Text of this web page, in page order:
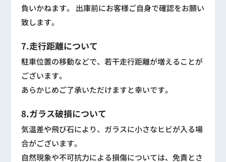
負いかねます。 出庫前にお客様ご自身で確認をお願い
致します。
7.走行距離について
駐車位置の移動などで、若干走行距離が増えることが
ございます。
あらかじめご了承いただけますと幸いです。
8.ガラス破損について
気温差や飛び石により、ガラスに小さなヒビが入る場
合がございます。
自然現象や不可抗力による損傷については、免責とさ